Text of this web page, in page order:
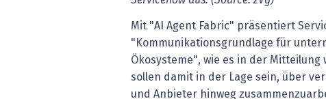
Mit "AI Agent Fabric" präsentiert
"Kommunikationsgrundlage für
Ökosysteme", wie es in der Mitteilung
sollen damit in der Lage sein, über
und Anbieter hinweg